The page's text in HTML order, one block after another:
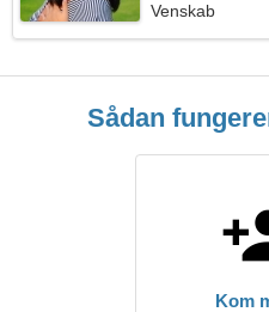
Venskab
Sådan
Kom